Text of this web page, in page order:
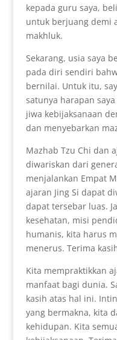
kepada guru saya,
untuk berjuang demi
makhluk.
Sekarang, usia saya
pada diri sendiri
bernilai. Untuk itu,
satunya harapan
jiwa kebijaksanaan
dan menyebarkan
Mazhab Tzu Chi dan
diwariskan dari
menjalankan Empat
ajaran Jing Si dapat
dapat tersebar luas.
kesehatan, misi
humanis, kita harus
menerus. Terima
Kita mempraktikkan
manfaat bagi dunia.
kasih atas hal ini.
yang bermakna, kita
kehidupan. Kita